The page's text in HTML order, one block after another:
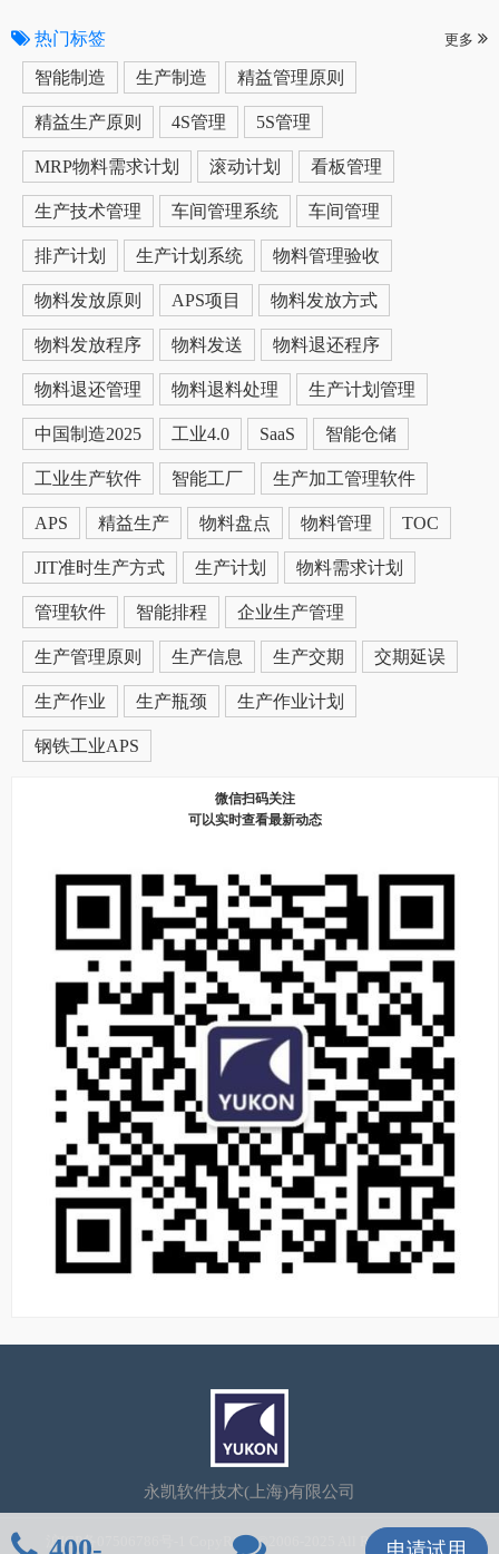
申请试用
热门标签 更多
智能制造 生产制造 精益管理原则
精益生产原则 4S管理 5S管理
MRP物料需求计划 滚动计划 看板管理
生产技术管理 车间管理系统 车间管理
排产计划 生产计划系统 物料管理验收
物料发放原则 APS项目 物料发放方式
物料发放程序 物料发送 物料退还程序
物料退还管理 物料退料处理 生产计划管理
中国制造2025 工业4.0 SaaS 智能仓储
工业生产软件 智能工厂 生产加工管理软件
APS 精益生产 物料盘点 物料管理 TOC
JIT准时生产方式 生产计划 物料需求计划
管理软件 智能排程 企业生产管理
生产管理原则 生产信息 生产交期 交期延误
生产作业 生产瓶颈 生产作业计划
钢铁工业APS
微信扫码关注
可以实时查看最新动态
永凯软件技术(上海)有限公司
沪ICP备07506786号-1 CopyRight©2006-2025 All Rights Reserved